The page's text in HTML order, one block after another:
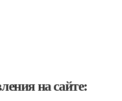
на сайте: